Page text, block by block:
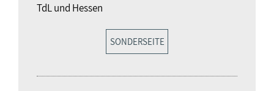
TdL und Hessen
SONDERSEITE